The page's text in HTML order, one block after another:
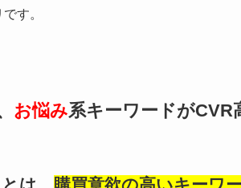
す。
お悩み系キーワードがCVR